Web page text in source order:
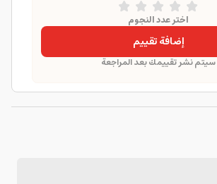
اختر عدد النجوم
إضافة تقييم
سيتم نشر تقييمك بعد المراجعة